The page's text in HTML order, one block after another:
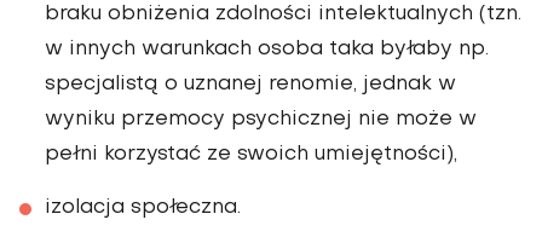
braku obniżenia zdolności intelektualnych (tzn.
w innych warunkach osoba taka byłaby np.
specjalistą o uznanej renomie, jednak w
wyniku przemocy psychicznej nie może w
pełni korzystać ze swoich umiejętności),
izolacja społeczna.